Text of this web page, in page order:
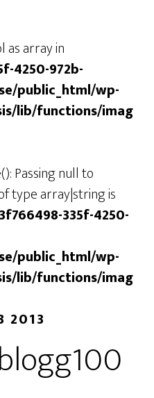
as array in
4250-972b-
public_html/wp-
lib/functions/imag
Passing null to
type array|string is
335f-4250-
public_html/wp-
lib/functions/imag
2013